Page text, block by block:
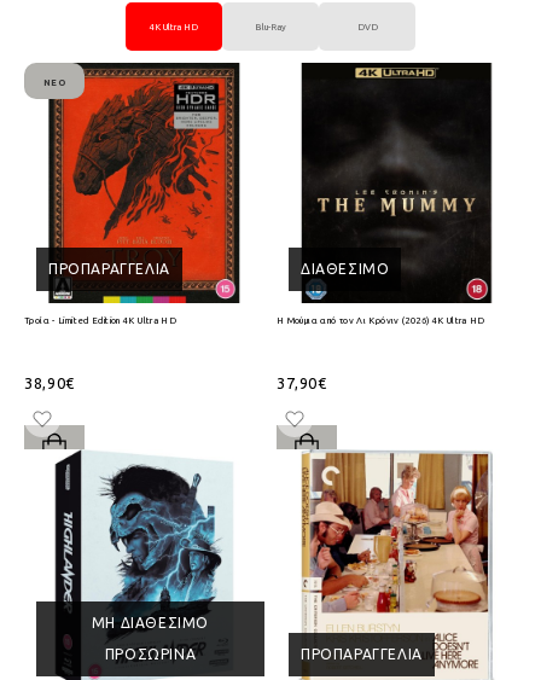
4K Ultra HD Blu-Ray DVD
ΠΡΟΠΑΡΑΓΓΕΛΊΑ
ΝΈΟ
Τροία - Limited Edition 4K Ultra HD
38,90€
ΔΙΑΘΈΣΙΜΟ
Η Μούμια από τον Λι Κρόνιν (2026) 4K Ultra HD
37,90€
ΜΗ ΔΙΑΘΈΣΙΜΟ
ΠΡΟΣΩΡΙΝΆ
ΠΡΟΠΑΡΑΓΓΕΛΊΑ